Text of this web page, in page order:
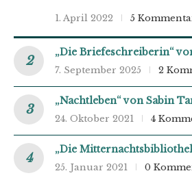
1. April 2022 5
„Die Briefeschreiberin“
7. September 2025 2
„Nachtleben“ von Sabin
24. Oktober 2021 4
„Die
25. Januar 2021 0